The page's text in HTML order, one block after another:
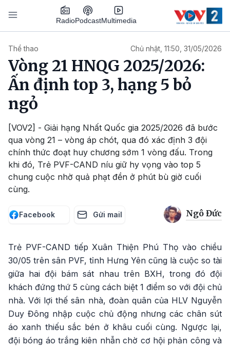
Nhảy đến nội dung
RadioPodcastMultimedia
Thể thao Chủ nhật, 11:50, 31/05/2026
Vòng 21 HNQG 2025/2026:
Ấn định top 3, hạng 5 bỏ
ngỏ
[VOV2] - Giải hạng Nhất Quốc gia 2025/2026 đã bước
qua vòng 21 – vòng áp chót, qua đó xác định 3 đội
chính thức đoạt huy chương sớm 1 vòng đấu. Trong
khi đó, Trẻ PVF-CAND níu giữ hy vọng vào top 5
chung cuộc nhờ quả phạt đền ở phút bù giờ cuối
cùng.
Facebook Gửi mail Ngô Đức
Trẻ PVF-CAND tiếp Xuân Thiện Phú Thọ vào chiều
30/05 trên sân PVF, tỉnh Hưng Yên cũng là cuộc so tài
giữa hai đội bám sát nhau trên BXH, trong đó đội
khách đứng thứ 5 cùng cách biệt 1 điểm so với đội chủ
nhà. Với lợi thế sân nhà, đoàn quân của HLV Nguyễn
Duy Đông nhập cuộc chủ động nhưng các chân sút
áo xanh thiếu sắc bén ở khâu cuối cùng. Ngược lại,
đội bóng áo trắng kiên nhẫn chờ cơ hội phản công và